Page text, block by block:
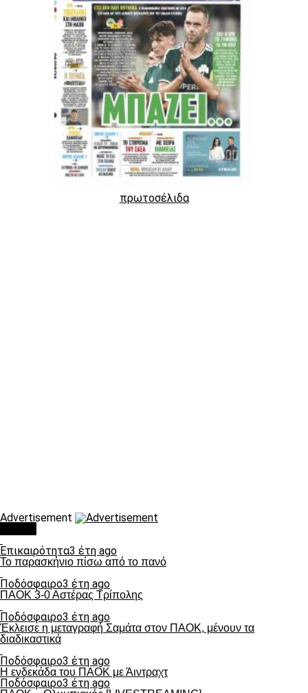
πρωτοσέλιδα
Advertisement
Επικαιρότητα3 έτη ago
Το παρασκήνιο πίσω από το πανό
Ποδόσφαιρο3 έτη ago
ΠΑΟΚ 3-0 Αστέρας Τρίπολης
Ποδόσφαιρο3 έτη ago
Έκλεισε η μεταγραφή Σαμάτα στον ΠΑΟΚ, μένουν τα
διαδικαστικά
Ποδόσφαιρο3 έτη ago
Η ενδεκάδα του ΠΑΟΚ με Άιντραχτ
Ποδόσφαιρο3 έτη ago